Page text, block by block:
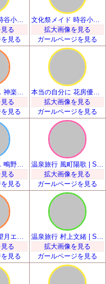
文化祭メイド 時谷小瑠璃 | SSR
る
見る
文化祭メイド 時谷小瑠璃 | SSR
拡大画像を見る
ガールページを見る
日常オムニバス 神楽坂砂夜 | SSR
る
見る
本当の自分に 花房優輝 | SSR
拡大画像を見る
ガールページを見る
日常オムニバス 鴫野睦 | SSR
る
見る
拡大画像を見る
ガールページを見る
る
見る
拡大画像を見る
ガールページを見る